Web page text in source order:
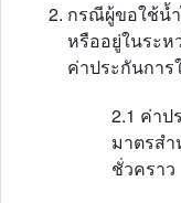
กรณีผู้ขอใช้น้
หรืออยู่ในระห
ค่าประกันการ
2.1 ค่าป
มาตรสำ
ชั่วคราว